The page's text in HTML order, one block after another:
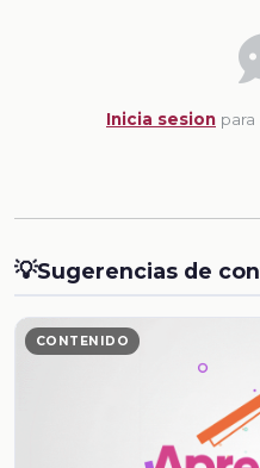
Inicia sesion
💡Sugerencias de
CONTENIDO